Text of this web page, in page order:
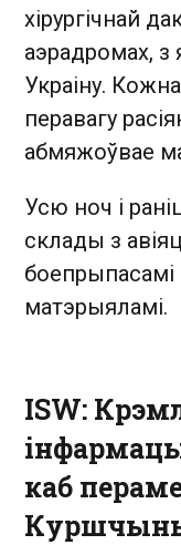
хірургічнай
аэрадромах, з
Украіну.
перавагу
абмяжоўвае
Усю ноч і
склады з
боепрыпасамі
матэрыяламі.
ISW:
каб